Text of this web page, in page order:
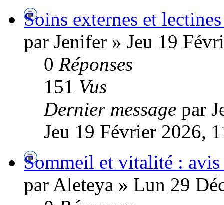
Soins externes et
par Jenifer » Jeu 19
0 Réponses
151 Vus
Dernier message par
Jeu 19 Février 2026,
Sommeil et vitalité :
par Aleteya » Lun 29